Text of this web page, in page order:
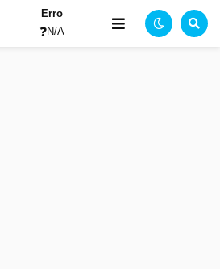
Erro
❓N/A